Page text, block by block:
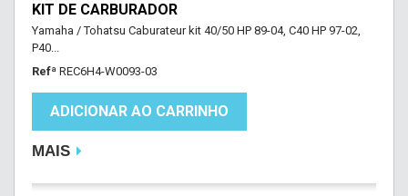
KIT DE CARBURADOR
Yamaha / Tohatsu Caburateur kit 40/50 HP 89-04, C40 HP 97-02,
P40...
Refª REC6H4-W0093-03
ADICIONAR AO CARRINHO
MAIS